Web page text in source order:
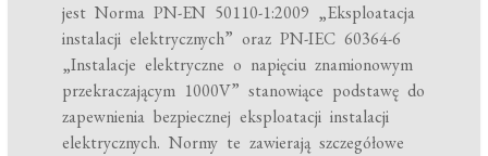
jest Norma PN-EN 50110-1:2009 „Eksploatacja
instalacji elektrycznych” oraz PN-IEC 60364-6
„Instalacje elektryczne o napięciu znamionowym
przekraczającym 1000V” stanowiące podstawę do
zapewnienia bezpiecznej eksploatacji instalacji
elektrycznych. Normy te zawierają szczegółowe